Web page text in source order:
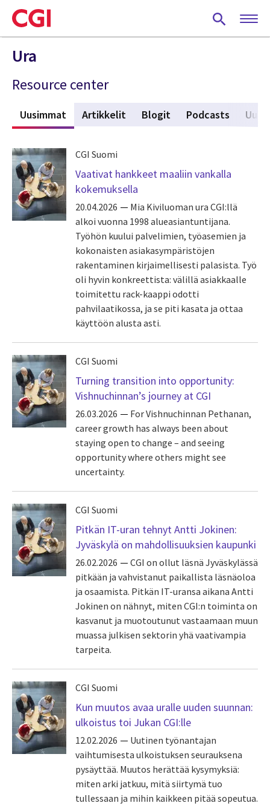
Skip
to
main
content
Ura
Resource center
Uusimmat (active tab)
Artikkelit Blogit Podcasts
CGI Suomi
Vaativat hankkeet maaliin vankalla
kokemuksella
20.04.2026
Mia Kiviluoman ura CGI:llä
alkoi vuonna 1998 alueasiantuntijana.
Työhön kuului palvelimien, työasemien ja
kokonaisten asiakasympäristöjen
rakentaminen kirjaimellisesti palasista. Työ
oli hyvin konkreettista: välillä asiakkaalle
toimitettu rack-kaappi odotti
pahvilaatikossa, ja se piti kasata ja ottaa
käyttöön alusta asti.
CGI Suomi
Turning transition into opportunity:
Vishnuchinnan’s journey at CGI
26.03.2026
For Vishnuchinnan Pethanan,
career growth has always been about
staying open to change – and seeing
opportunity where others might see
uncertainty.
CGI Suomi
Pitkän IT-uran tehnyt Antti Jokinen:
Jyväskylä on mahdollisuuksien kaupunki
26.02.2026
CGI on ollut läsnä Jyväskylässä
pitkään ja vahvistanut paikallista läsnäoloa
ja osaamista. Pitkän IT-uransa aikana Antti
Jokinen on nähnyt, miten CGI:n toiminta on
kasvanut ja muotoutunut vastaamaan muun
muassa julkisen sektorin yhä vaativampia
tarpeita.
CGI Suomi
Kun muutos avaa uralle uuden suunnan:
ulkoistus toi Jukan CGI:lle
12.02.2026
Uutinen työnantajan
vaihtumisesta ulkoistuksen seurauksena
pysäyttää. Muutos herättää kysymyksiä:
miten arki jatkuu, mitä siirtymä tuo
tullessaan ja mihin kaikkeen pitää sopeutua.